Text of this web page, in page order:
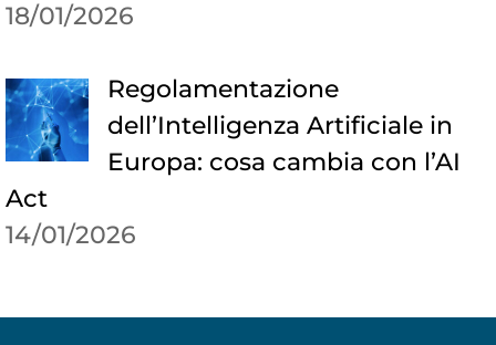
18/01/2026
Regolamentazione
dell’Intelligenza Artificiale in
Europa: cosa cambia con l’AI
Act
14/01/2026